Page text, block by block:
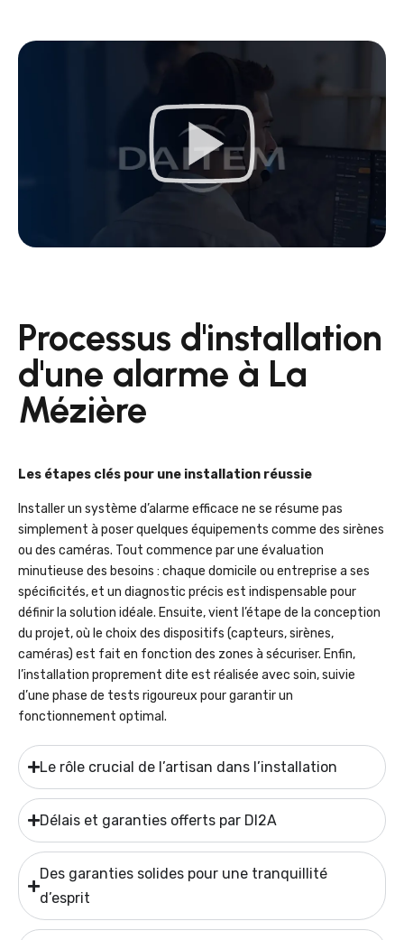
Processus d'installation
d'une alarme à La
Mézière
Les étapes clés pour une installation réussie
Installer un système d’alarme efficace ne se résume pas
simplement à poser quelques équipements comme des sirènes
ou des caméras. Tout commence par une évaluation
minutieuse des besoins : chaque domicile ou entreprise a ses
spécificités, et un diagnostic précis est indispensable pour
définir la solution idéale. Ensuite, vient l’étape de la conception
du projet, où le choix des dispositifs (capteurs, sirènes,
caméras) est fait en fonction des zones à sécuriser. Enfin,
l’installation proprement dite est réalisée avec soin, suivie
d’une phase de tests rigoureux pour garantir un
fonctionnement optimal.
Le rôle crucial de l’artisan dans l’installation
Délais et garanties offerts par DI2A
Des garanties solides pour une tranquillité
d’esprit